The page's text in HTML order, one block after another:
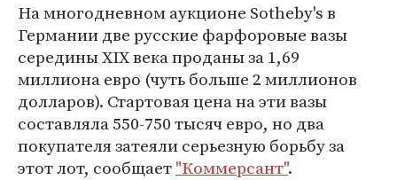
На многодневном аукционе Sotheby's в
Германии две русские фарфоровые вазы
середины XIX века проданы за 1,69
миллиона евро (чуть больше 2 миллионов
долларов). Стартовая цена на эти вазы
составляла 550-750 тысяч евро, но два
покупателя затеяли серьезную борьбу за
этот лот, сообщает"Коммерсант".